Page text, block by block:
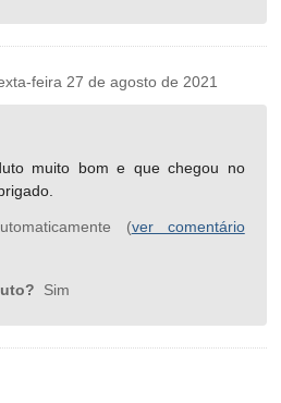
feira 27 de agosto de 2021
muito bom e que chegou no
(ver comentário
Sim